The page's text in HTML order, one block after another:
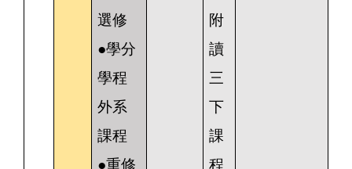
選修
●學分
學程
外系
課程
●重修
附
讀
三
下
課
程